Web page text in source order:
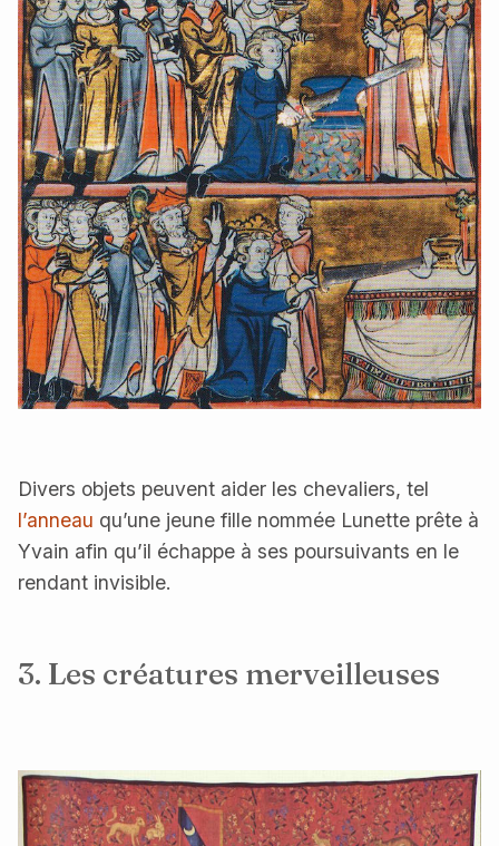
Divers objets peuvent aider les chevaliers, tel
l’anneau qu’une jeune fille nommée Lunette prête à
Yvain afin qu’il échappe à ses poursuivants en le
rendant invisible.
3. Les créatures merveilleuses